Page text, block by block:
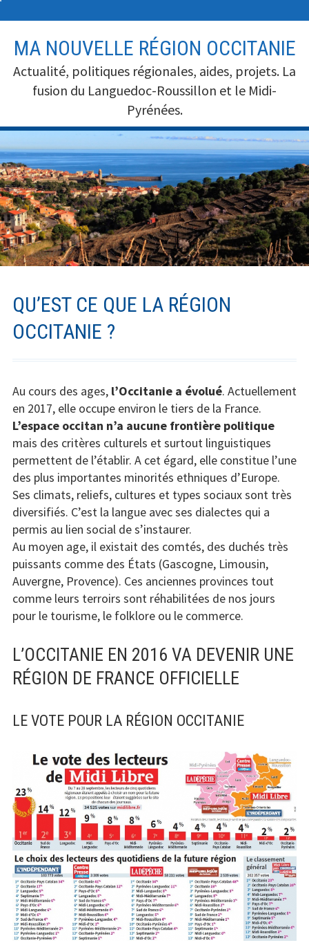
u
c
o
n
t
e
n
u
MA NOUVELLE RÉGION OCCITANIE
Actualité, politiques régionales, aides, projets. La
fusion du Languedoc-Roussillon et le Midi-
Pyrénées.
QU’EST CE QUE LA RÉGION
OCCITANIE ?
Au cours des ages,l’Occitanie a évolué. Actuellement
en 2017, elle occupe environ le tiers de la France.
L’espace occitan n’a aucune frontière politique
mais des critères culturels et surtout linguistiques
permettent de l’établir. A cet égard, elle constitue l’une
des plus importantes minorités ethniques d’Europe.
Ses climats, reliefs, cultures et types sociaux sont très
diversifiés. C’est la langue avec ses dialectes qui a
permis au lien social de s’instaurer.
Au moyen age, il existait des comtés, des duchés très
puissants comme des États (Gascogne, Limousin,
Auvergne, Provence). Ces anciennes provinces tout
comme leurs terroirs sont réhabilitées de nos jours
pour le tourisme, le folklore ou le commerce.
L’OCCITANIE EN 2016 VA DEVENIR UNE
RÉGION DE FRANCE OFFICIELLE
LE VOTE POUR LA RÉGION OCCITANIE